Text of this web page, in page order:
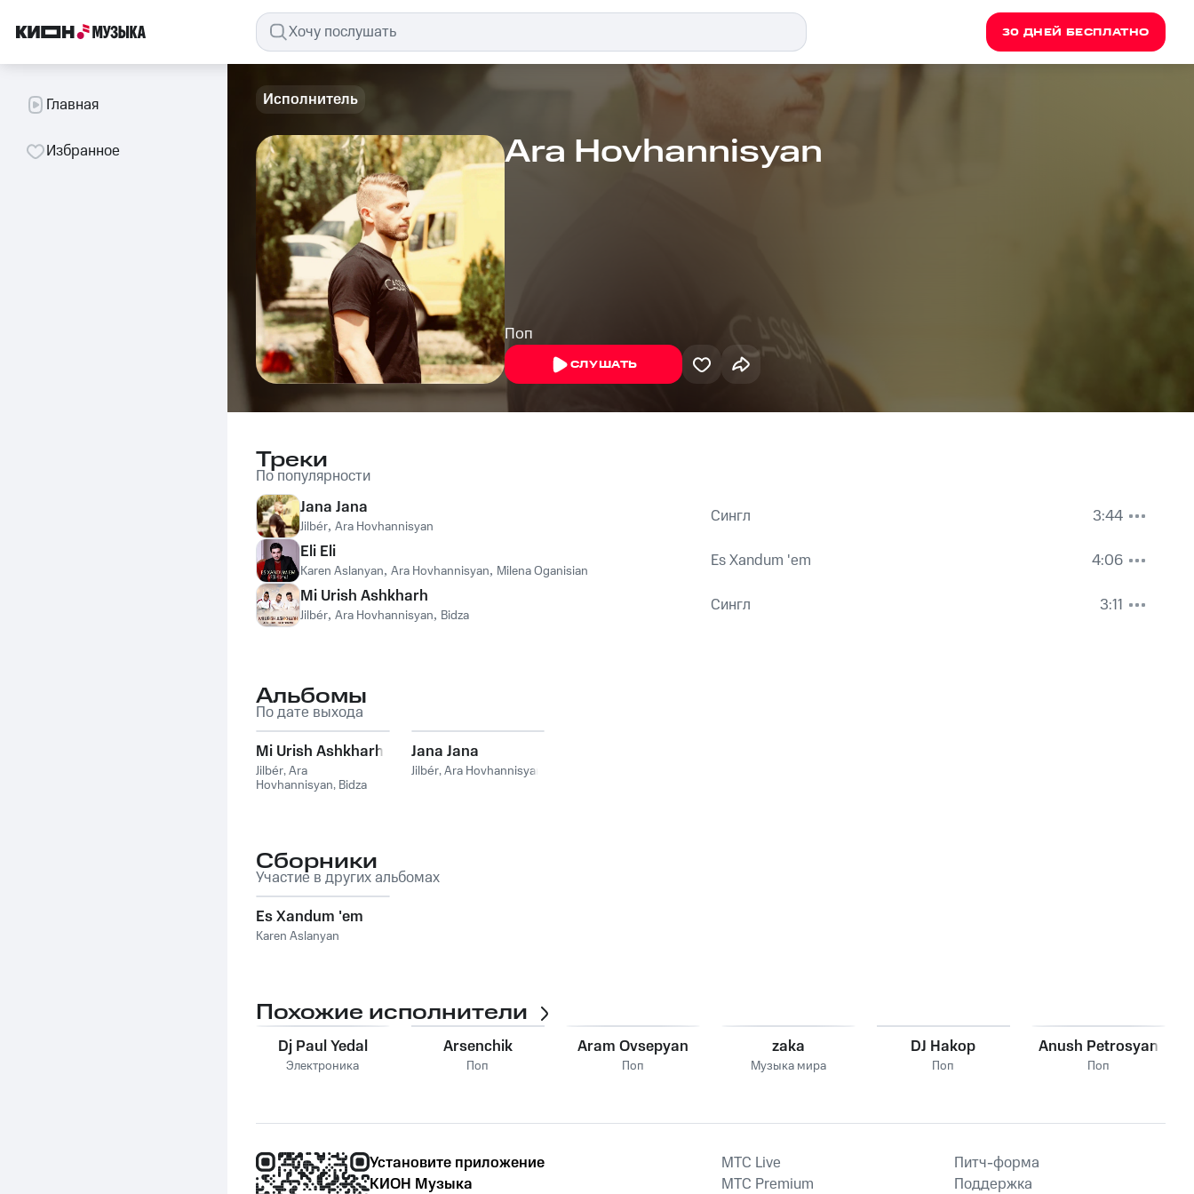
30 ДНЕЙ БЕСПЛАТНО
Главная
Избранное
Исполнитель
Ara Hovhannisyan
Поп
СЛУШАТЬ
Треки
По популярности
Jana Jana
Jilbér, Ara Hovhannisyan Сингл
3:44
Eli Eli
Karen Aslanyan, Ara Hovhannisyan, Milena Oganisian Es Xandum 'em
4:06
Mi Urish Ashkharh
Jilbér, Ara Hovhannisyan, Bidza Сингл 3:11
Альбомы
По дате выхода
Mi Urish Ashkharh
Jilbér,Ara
Hovhannisyan, Bidza
Jana Jana
Jilbér,Ara Hovhannisyan
Сборники
Участие в других альбомах
Es Xandum 'em
Karen Aslanyan
Похожие исполнители
Dj Paul Yedal
Электроника
Arsenchik
Поп
Aram Ovsepyan
Поп
zaka
Музыка мира
DJ Hakop
Поп
Anush Petrosyan
Поп
Установите приложение
КИОН Музыка
MTС Live
MTС Premium
Питч-форма
Поддержка